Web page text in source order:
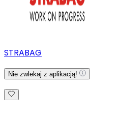
STRABAG
Nie zwlekaj z aplikacją!